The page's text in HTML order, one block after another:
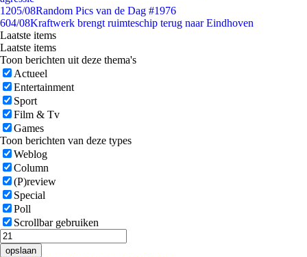
1205/08Random Pics van de Dag #1976
604/08Kraftwerk brengt ruimteschip terug naar Eindhoven
Laatste items
Laatste items
Toon berichten uit deze thema's
Actueel
Entertainment
Sport
Film & Tv
Games
Toon berichten van deze types
Weblog
Column
(P)review
Special
Poll
Scrollbar gebruiken
opslaan